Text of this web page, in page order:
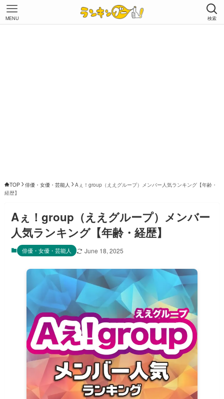
検索
MENU
TOP 俳優・女優・芸能人
Aぇ！group（ええグループ）メンバー人気ランキング【年齢・
経歴】
Aぇ！group（ええグループ）メンバー
人気ランキング【年齢・経歴】
俳優・女優・芸能人 June 18, 2025